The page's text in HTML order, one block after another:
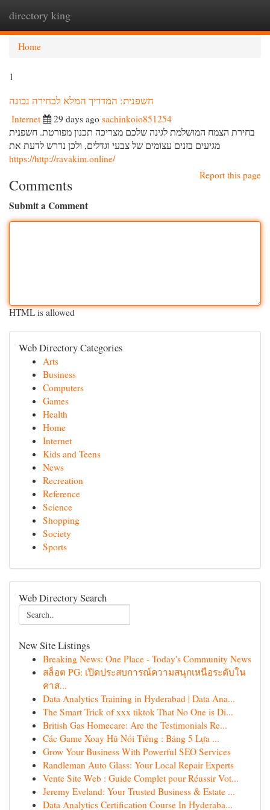
directory king
Home
1
חשפנית: המדריך המלא לבחירה נכונה
Internet 29 days ago sachinkoio851254
בחירת הצמח המושלמת לגינה שלכם מצריכה תכנון מפורטת. חשפנית
מגיעים בזנים עצומים של צבעי וגדלים, ולכן נדרש לדעת את
https://http://ravakim.online/
Report this page
Comments
Submit a Comment
HTML is allowed
Web Directory Categories
Arts
Business
Computers
Games
Health
Home
Internet
Kids and Teens
News
Recreation
Reference
Science
Shopping
Society
Sports
Web Directory Search
New Site Listings
Breaking News: One Place - Today's Community News
สล็อต PG: เปิดประสบการณ์ความสนุกเหนือระดับใน
คาส...
Data Analytics Training in Hyderabad | Data Ana...
The Smart Trick of xxx tiktok That No One is Di...
British Gas Homecare: Are the Testimonials Re...
Các Game Xoay Hũ Nổi Tiếng : Bảng 5 Lựa ...
Grow Your Business With Powerful SEO Services
Randleman Auto Glass: Your Local Repair Experts
Vente Site Web : Guide Complet pour Réussir Vot...
Jeremy Eveland: Your Trusted Business & Estate ...
Data Analytics Certification Course In Hyderaba...